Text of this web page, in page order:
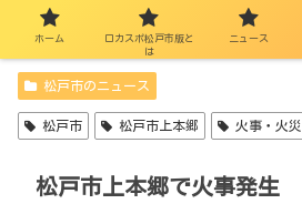
松戸市のニュース
松戸市 松戸市上本郷 火事・火災
松戸市上本郷で火事発生
ホーム
ロカスポ松戸市版と
は
ニュース